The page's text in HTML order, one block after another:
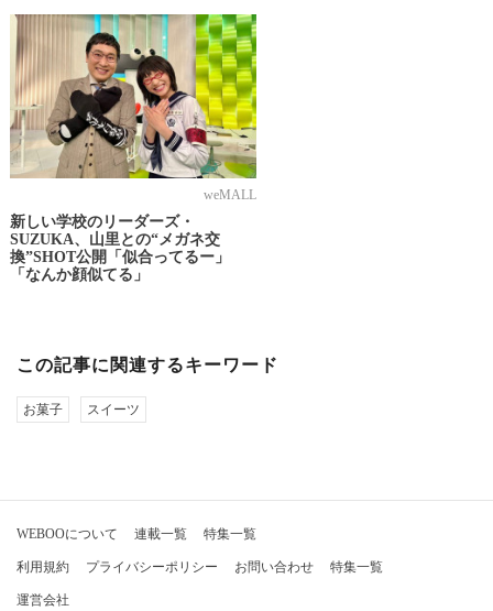
weMALL
新しい学校のリーダーズ・
SUZUKA、山里との“メガネ交
換”SHOT公開「似合ってるー」
「なんか顔似てる」
この記事に関連するキーワード
お菓子 スイーツ
WEBOOについて 連載一覧 特集一覧
利用規約 プライバシーポリシー お問い合わせ 特集一覧
運営会社